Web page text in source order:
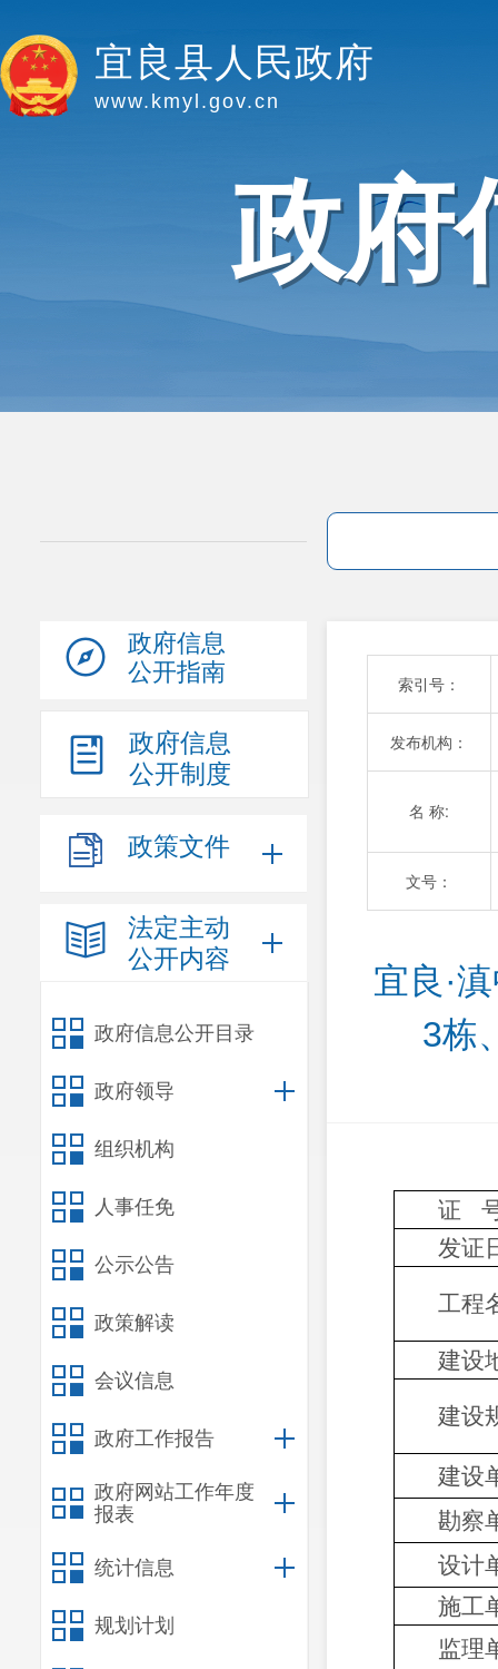
宜良县人民政府
www.kmyl.gov.cn
政府
政府信息
公开指南
政府信息
公开制度
政策文件
法定主动
公开内容
政府信息公开目录
政府领导
组织机构
人事任免
公示公告
政策解读
会议信息
政府工作报告
政府网站工作年度
报表
统计信息
规划计划
索引号：
发布机构：
名 称:
文号：
宜良·
3栋
证
发证
工程
建设
建设
建设
勘察
设计
施工
监理